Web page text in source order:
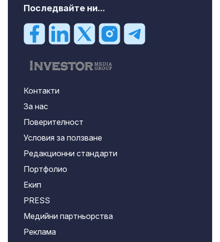
Последвайте ни...
Контакти
За нас
Поверителност
Условия за ползване
Редакционни стандарти
Портфолио
Екип
PRESS
Медийни партньорства
Реклама